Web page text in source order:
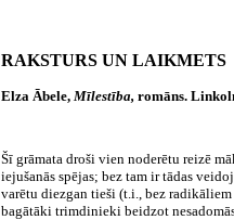
RAKSTURS UN LAIKMETS
Elza Ābele, Mīlestība, romāns.
Šī grāmata droši vien noderētu reizē
iejušanās spējas; bez tam ir tādas
varētu diezgan tieši (t.i., bez
bagātāki trimdinieki beidzot